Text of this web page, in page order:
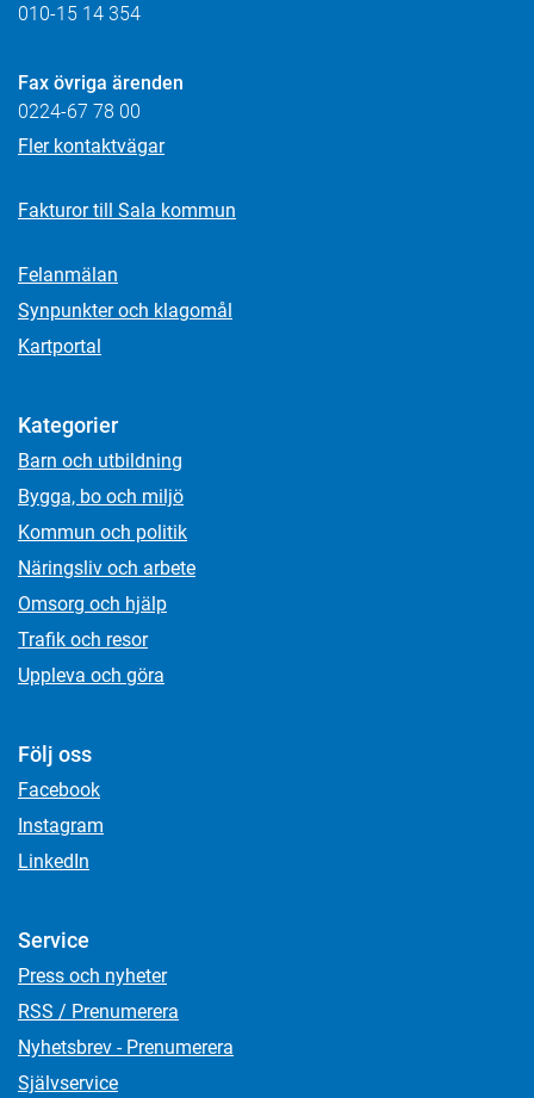
010-15 14 354
Fax övriga ärenden
0224-67 78 00
Fler kontaktvägar
Fakturor till Sala kommun
Felanmälan
Synpunkter och klagomål
Kartportal
Kategorier
Barn och utbildning
Bygga, bo och miljö
Kommun och politik
Näringsliv och arbete
Omsorg och hjälp
Trafik och resor
Uppleva och göra
Följ oss
Facebook
Instagram
LinkedIn
Service
Press och nyheter
RSS / Prenumerera
Nyhetsbrev - Prenumerera
Självservice